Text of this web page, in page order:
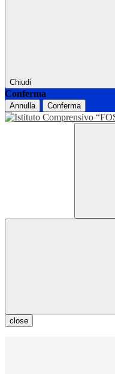
Chiudi
Conferma
Annulla Conferma
close